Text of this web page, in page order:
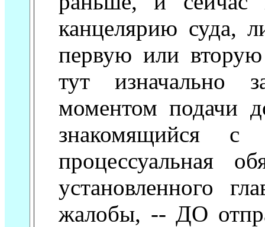
канцелярию суда,
первую или
тут изначально
моментом подачи
знакомящийся
процессуальная
установленного
жалобы, -- ДО